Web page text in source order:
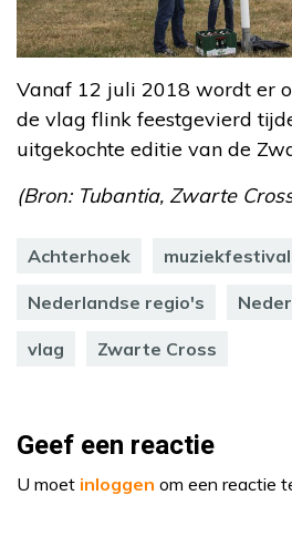
Vanaf 12 juli 2018 wordt er
de vlag flink feestgevierd
uitgekochte editie van de
(Bron: Tubantia, Zwarte
Achterhoek muziekfestival
Nederlandse regio's
vlag Zwarte Cross
Geef een reactie
U moet inloggen om een reactie